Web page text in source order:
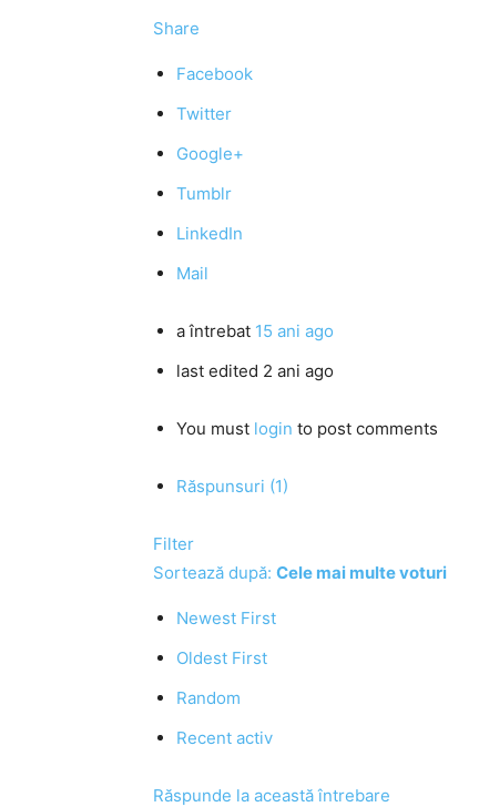
Share
Facebook
Twitter
Google+
Tumblr
LinkedIn
Mail
a întrebat 15 ani ago
last edited 2 ani ago
You must login to post comments
Răspunsuri (1)
Filter
Sortează după: Cele mai multe voturi
Newest First
Oldest First
Random
Recent activ
Răspunde la această întrebare